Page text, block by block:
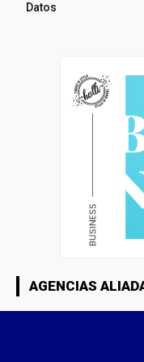
Datos
AGENCIAS